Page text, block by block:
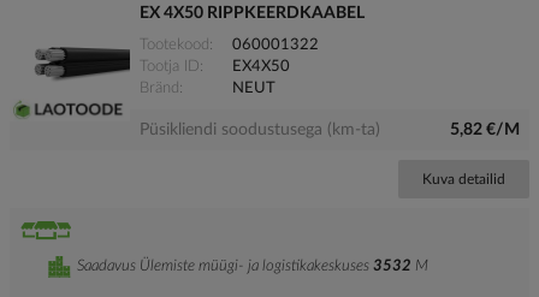
EX 4X50 RIPPKEERDKAABEL
Tootekood
060001322
Tootja ID
EX4X50
Bränd
NEUT
Püsikliendi soodustusega (km-ta) 5,82 €/M
Kuva detailid
Saadavus Ülemiste müügi- ja logistikakeskuses 3532 M